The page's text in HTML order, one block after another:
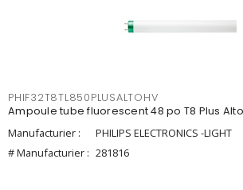
PHIF32T8TL850PLUSALTOHV
Ampoule tube fluorescent 48 po T8 Plus Alto
Manufacturier :
PHILIPS ELECTRONICS -LIGHT
# Manufacturier : 281816